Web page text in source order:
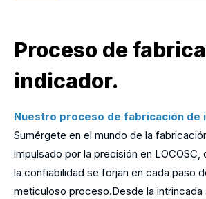
Proceso de
indicador.
Nuestro proceso de fabricación de
Sumérgete en el mundo de la
impulsado por la precisión en LOCOSC,
la confiabilidad se forjan en cada paso
meticuloso proceso.Desde la intrincada